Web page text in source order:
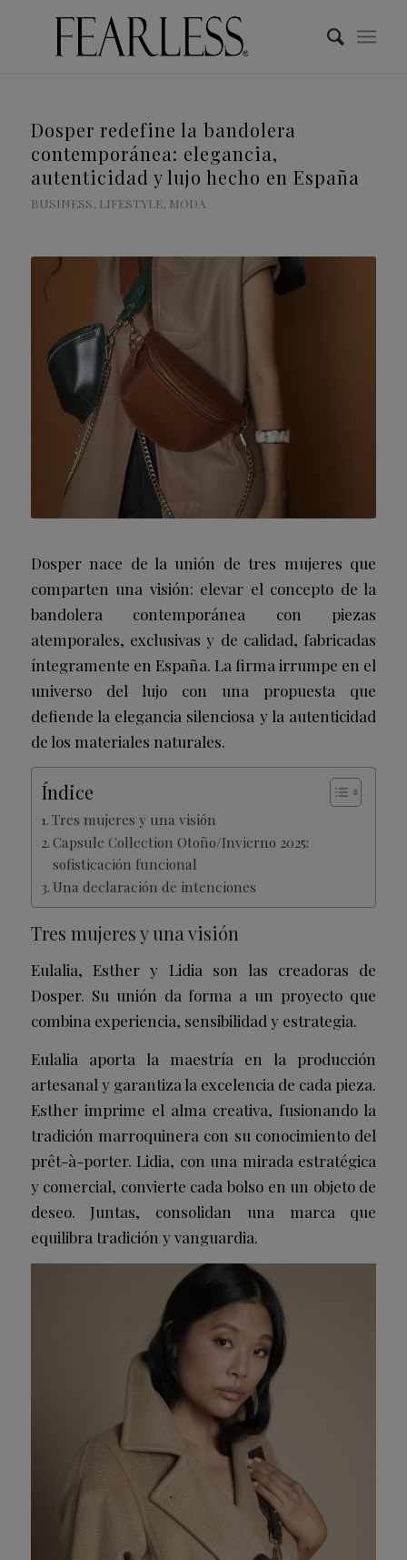
Dosper redefine la bandolera
contemporánea: elegancia,
autenticidad y lujo hecho en España
BUSINESS, LIFESTYLE, MODA
Dosper nace de la unión de tres mujeres que
comparten una visión: elevar el concepto de la
bandolera contemporánea con piezas
atemporales, exclusivas y de calidad, fabricadas
íntegramente en España. La firma irrumpe en el
universo del lujo con una propuesta que
defiende la elegancia silenciosa y la autenticidad
de los materiales naturales.
Índice
Tres mujeres y una visión
Capsule Collection Otoño/Invierno 2025:
sofisticación funcional
Una declaración de intenciones
Tres mujeres y una visión
Eulalia, Esther y Lidia son las creadoras de
Dosper. Su unión da forma a un proyecto que
combina experiencia, sensibilidad y estrategia.
Eulalia aporta la maestría en la producción
artesanal y garantiza la excelencia de cada pieza.
Esther imprime el alma creativa, fusionando la
tradición marroquinera con su conocimiento del
prêt-à-porter. Lidia, con una mirada estratégica
y comercial, convierte cada bolso en un objeto de
deseo. Juntas, consolidan una marca que
equilibra tradición y vanguardia.